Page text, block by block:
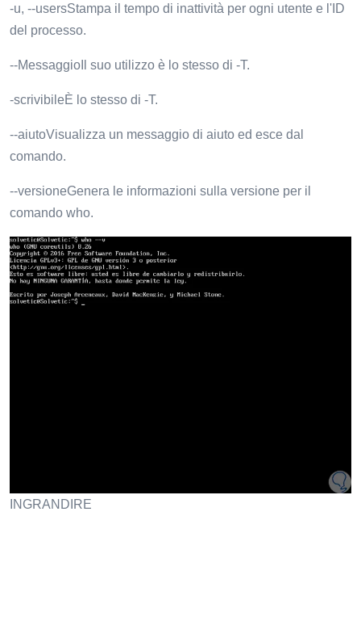
-u, --usersStampa il tempo di inattività per ogni utente e l'ID
del processo.
--MessaggioIl suo utilizzo è lo stesso di -T.
-scrivibileÈ lo stesso di -T.
--aiutoVisualizza un messaggio di aiuto ed esce dal
comando.
--versioneGenera le informazioni sulla versione per il
comando who.
INGRANDIRE